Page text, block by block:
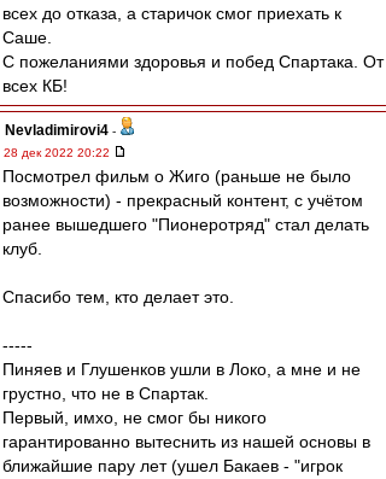
всех до отказа, а старичок смог приехать к
Саше.
С пожеланиями здоровья и побед Спартака. От
всех КБ!
Nevladimirovi4 -
28 дек 2022 20:22
Посмотрел фильм о Жиго (раньше не было
возможности) - прекрасный контент, с учётом
ранее вышедшего "Пионеротряд" стал делать
клуб.
Спасибо тем, кто делает это.
-----
Пиняев и Глушенков ушли в Локо, а мне и не
грустно, что не в Спартак.
Первый, имхо, не смог бы никого
гарантированно вытеснить из нашей основы в
ближайшие пару лет (ушел Бакаев - "игрок